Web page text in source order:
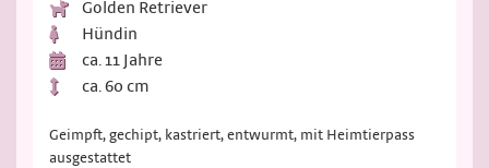
Golden Retriever
Hündin
ca. 11 Jahre
ca. 60 cm
Geimpft, gechipt, kastriert, entwurmt, mit Heimtierpass
ausgestattet